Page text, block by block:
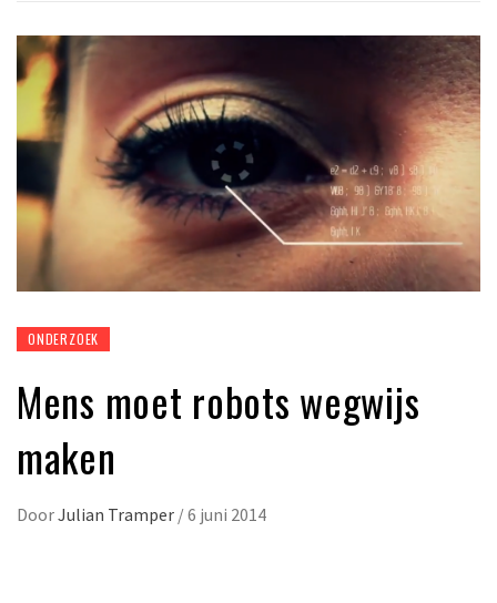
ONDERZOEK
Mens moet robots wegwijs
maken
DoorJulian Tramper /6 juni 2014